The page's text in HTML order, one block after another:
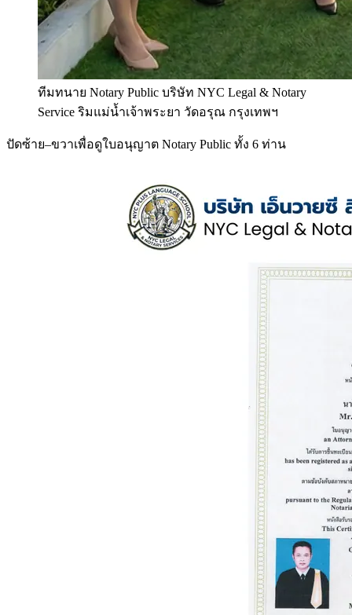
ทีมทนาย Notary Public บริษัท NYC Legal & Notary
Service ริมแม่น้ำเจ้าพระยา วัดอรุณ กรุงเทพฯ
ปัดซ้าย–ขวาเพื่อดูใบอนุญาต Notary Public ทั้ง 6 ท่าน